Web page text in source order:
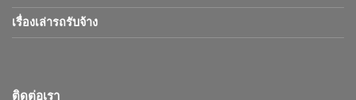
เรื่องเล่ารถรับจ้าง
ติดต่อเรา